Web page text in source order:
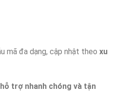
mã đa dạng, cập nhật theo xu
trợ nhanh chóng và tận